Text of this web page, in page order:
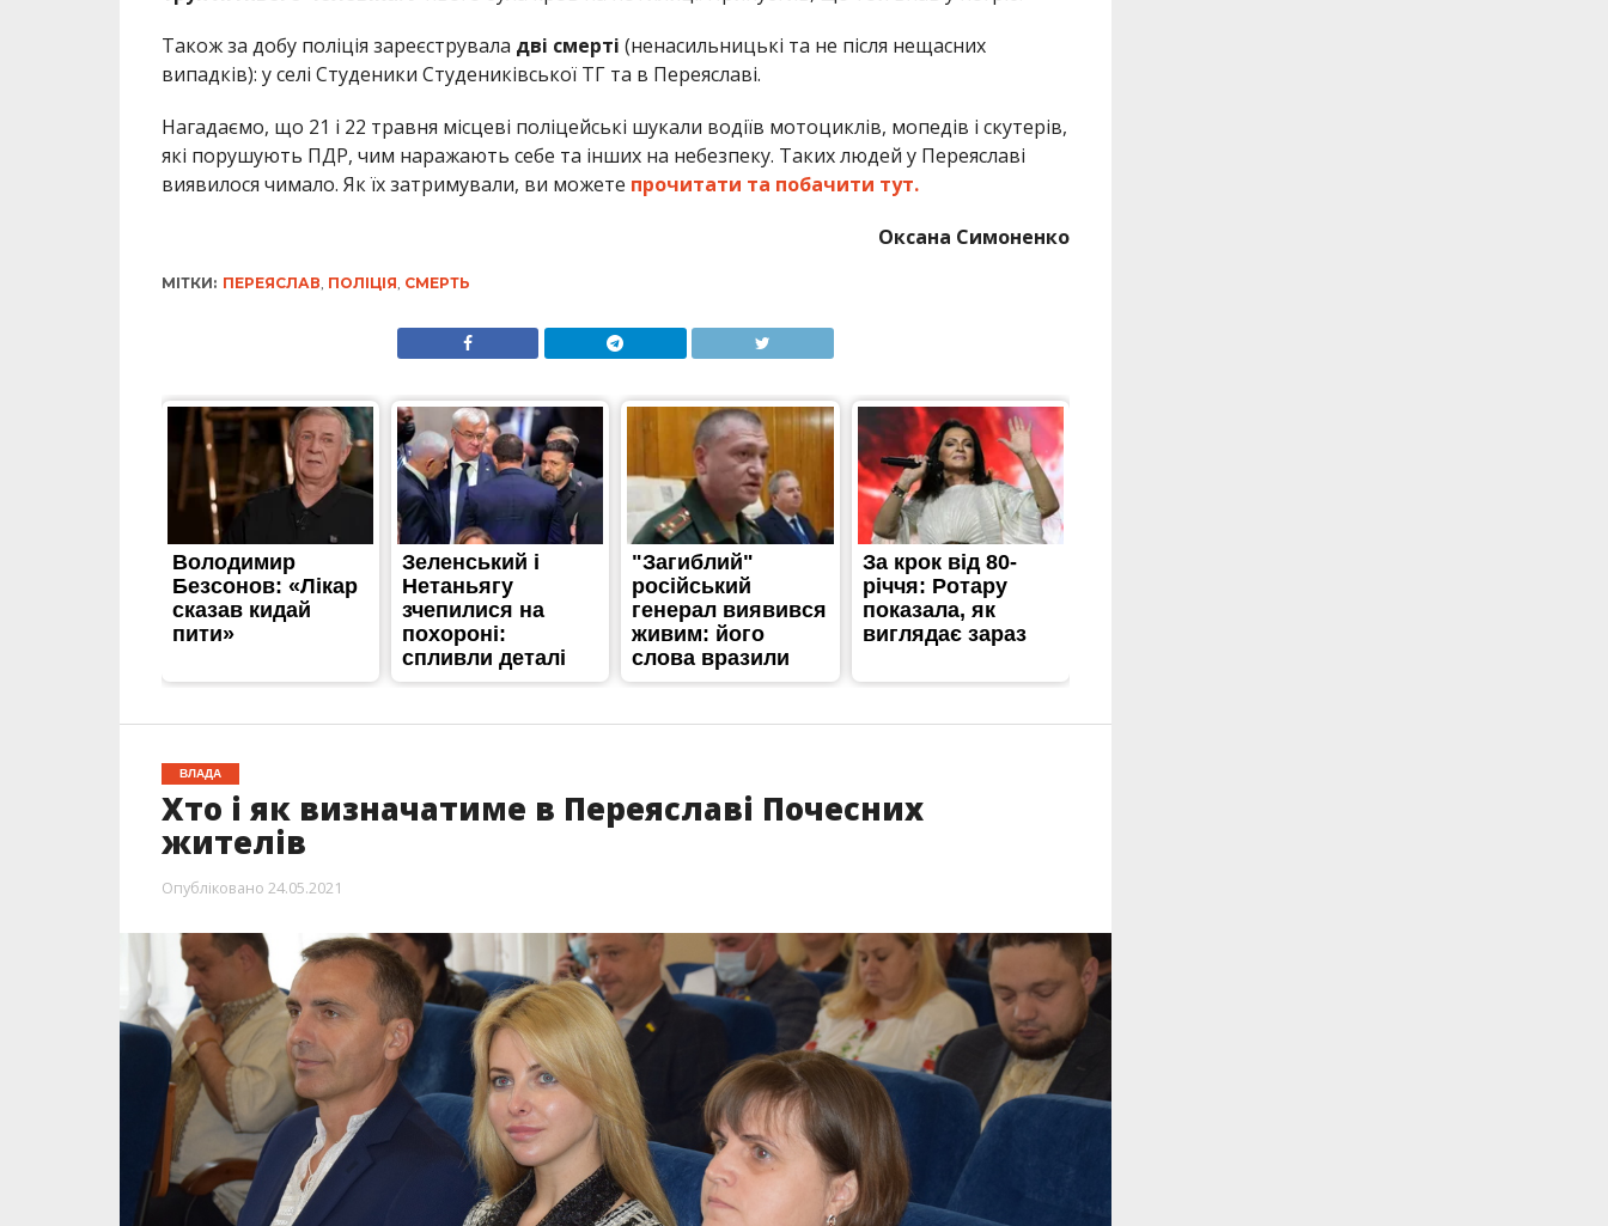
Також за добу поліція зареєструвала дві смерті (ненасильницькі та не після нещасних
випадків): у селі Студеники Студениківської ТГ та в Переяславі.
Нагадаємо, що 21 і 22 травня місцеві поліцейські шукали водіїв мотоциклів, мопедів і скутерів,
які порушують ПДР, чим наражають себе та інших на небезпеку. Таких людей у Переяславі
виявилося чимало. Як їх затримували, ви можете прочитати та побачити тут.
Оксана Симоненко
МІТКИ: ПЕРЕЯСЛАВ, ПОЛІЦІЯ, СМЕРТЬ
ВЛАДА
Хто і як визначатиме в Переяславі Почесних
жителів
Опубліковано 24.05.2021